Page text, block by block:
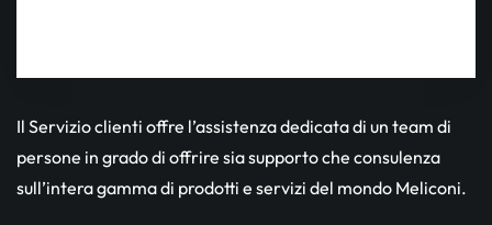
Il Servizio clienti offre l’assistenza dedicata di un team di
persone in grado di offrire sia supporto che consulenza
sull’intera gamma di prodotti e servizi del mondo Meliconi.